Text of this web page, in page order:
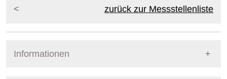
zurück zur Messstellenliste
Informationen